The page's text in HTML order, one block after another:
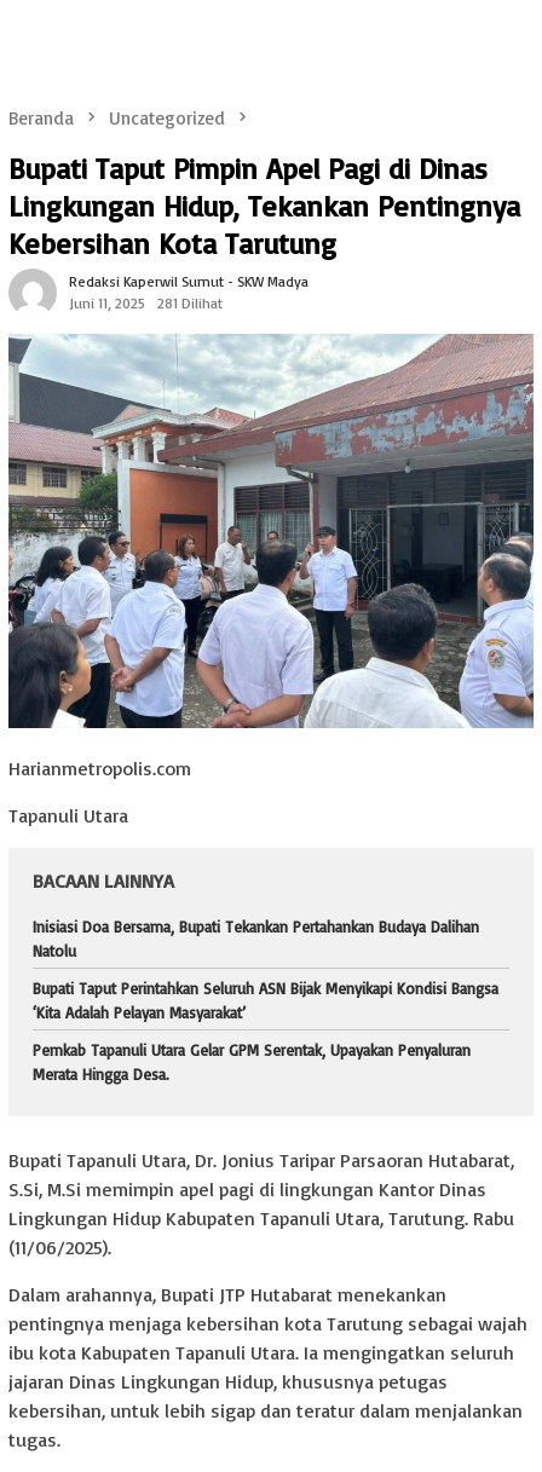
Beranda Uncategorized
Bupati Taput Pimpin Apel Pagi di Dinas
Lingkungan Hidup, Tekankan Pentingnya
Kebersihan Kota Tarutung
Redaksi Kaperwil Sumut - SKW Madya
Juni 11, 2025
281 Dilihat
Harianmetropolis.com
Tapanuli Utara
BACAAN LAINNYA
Inisiasi Doa Bersama, Bupati Tekankan Pertahankan Budaya Dalihan
Natolu
Bupati Taput Perintahkan Seluruh ASN Bijak Menyikapi Kondisi Bangsa
‘Kita Adalah Pelayan Masyarakat’
Pemkab Tapanuli Utara Gelar GPM Serentak, Upayakan Penyaluran
Merata Hingga Desa.
Bupati Tapanuli Utara, Dr. Jonius Taripar Parsaoran Hutabarat,
S.Si, M.Si memimpin apel pagi di lingkungan Kantor Dinas
Lingkungan Hidup Kabupaten Tapanuli Utara, Tarutung. Rabu
(11/06/2025).
Dalam arahannya, Bupati JTP Hutabarat menekankan
pentingnya menjaga kebersihan kota Tarutung sebagai wajah
ibu kota Kabupaten Tapanuli Utara. Ia mengingatkan seluruh
jajaran Dinas Lingkungan Hidup, khususnya petugas
kebersihan, untuk lebih sigap dan teratur dalam menjalankan
tugas.